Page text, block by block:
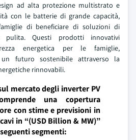
ad alta protezione multistrato e
con le batterie di grande capacità,
di beneficiare di soluzioni di
pulita. Questi prodotti innovativi
energetica per le famiglie,
futuro sostenibile attraverso la
rinnovabili.
mercato degli inverter PV
una copertura
con stime e previsioni in
in “(USD Billion & MW)”
segmenti: